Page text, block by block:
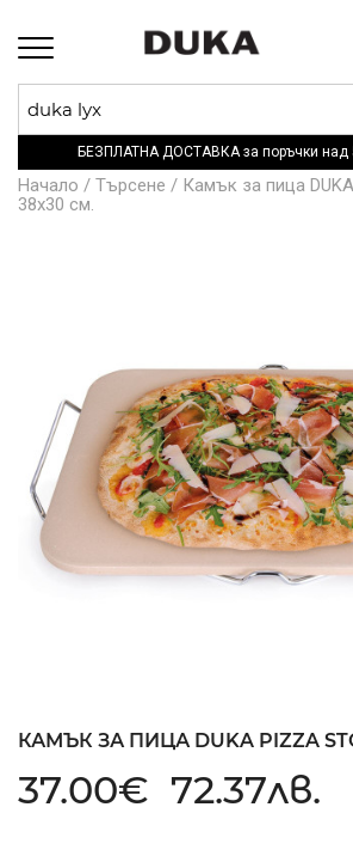
Toggle
БЕЗПЛАТНА ДОСТАВКА за поръчки над
Начало / Търсене / Камък за пица
38x30 см.
КАМЪК ЗА ПИЦА DUKA PIZZA
37.00€ 72.37лв.